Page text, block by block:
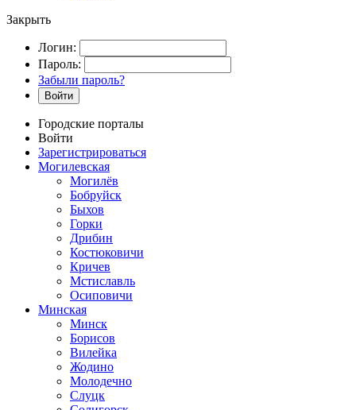
Закрыть
Логин:
Пароль:
Забыли пароль?
Войти
Городские порталы
Войти
Зарегистрироваться
Могилевская
Могилёв
Бобруйск
Быхов
Горки
Дрибин
Костюковичи
Кричев
Мстиславль
Осиповичи
Минская
Минск
Борисов
Вилейка
Жодино
Молодечно
Слуцк